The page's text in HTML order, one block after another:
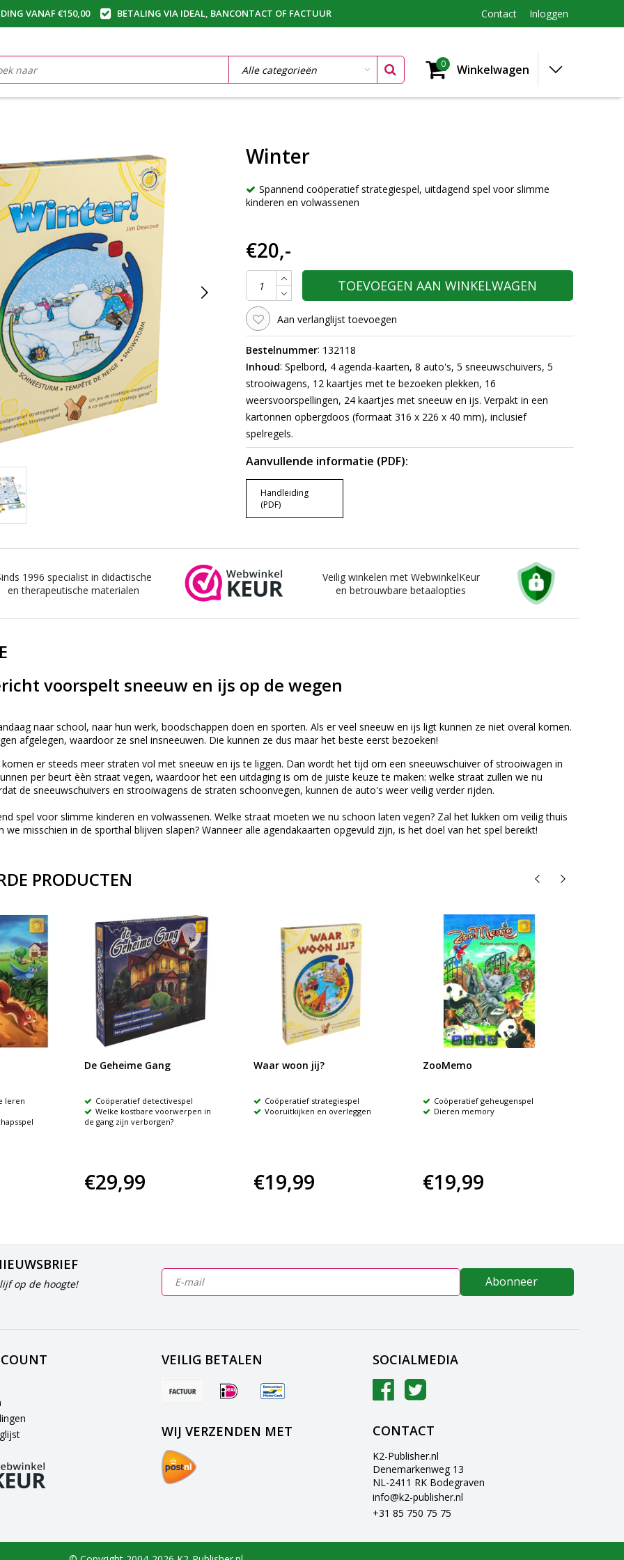
VANAF €150,00 BETALING VIA IDEAL, BANCONTACT OF FACTUUR Contact Inloggen
0 Winkelwagen
Winter
Spannend coöperatief strategiespel, uitdagend spel voor slimme
kinderen en volwassenen
€20,-
TOEVOEGEN AAN WINKELWAGEN
Aan verlanglijst toevoegen
Bestelnummer: 132118
Inhoud: Spelbord, 4 agenda-kaarten, 8 auto's, 5 sneeuwschuivers, 5
strooiwagens, 12 kaartjes met te bezoeken plekken, 16
weersvoorspellingen, 24 kaartjes met sneeuw en ijs. Verpakt in een
kartonnen opbergdoos (formaat 316 x 226 x 40 mm), inclusief
spelregels.
Aanvullende informatie (PDF):
Handleiding
(PDF)
1996 specialist in didactische
en therapeutische materialen
Veilig winkelen met WebwinkelKeur
en betrouwbare betaalopties
voorspelt sneeuw en ijs op de wegen
naar school, naar hun werk, boodschappen doen en sporten. Als er veel sneeuw en ijs ligt kunnen ze niet overal komen.
afgelegen, waardoor ze snel insneeuwen. Die kunnen ze dus maar het beste eerst bezoeken!
er steeds meer straten vol met sneeuw en ijs te liggen. Dan wordt het tijd om een sneeuwschuiver of strooiwagen in
per beurt èèn straat vegen, waardoor het een uitdaging is om de juiste keuze te maken: welke straat zullen we nu
de sneeuwschuivers en strooiwagens de straten schoonvegen, kunnen de auto's weer veilig verder rijden.
spel voor slimme kinderen en volwassenen. Welke straat moeten we nu schoon laten vegen? Zal het lukken om veilig thuis
misschien in de sporthal blijven slapen? Wanneer alle agendakaarten opgevuld zijn, is het doel van het spel bereikt!
PRODUCTEN
leren
De Geheime Gang
Coöperatief detectivespel
Welke kostbare voorwerpen in
de gang zijn verborgen?
€29,99
Waar woon jij?
Coöperatief strategiespel
Vooruitkijken en overleggen
€19,99
ZooMemo
Coöperatief geheugenspel
Dieren memory
€19,99
op de hoogte! Abonneer
VEILIG BETALEN
WIJ VERZENDEN MET
SOCIALMEDIA
CONTACT
K2-Publisher.nl
Denemarkenweg 13
NL-2411 RK Bodegraven
info@k2-publisher.nl
+31 85 750 75 75